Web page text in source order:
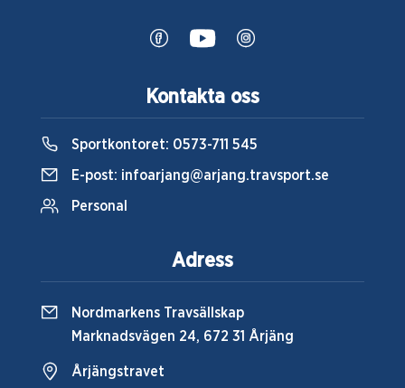
Kontakta oss
Sportkontoret: 0573-711 545
E-post: infoarjang@arjang.travsport.se
Personal
Adress
Nordmarkens Travsällskap
Marknadsvägen 24, 672 31 Årjäng
Årjängstravet